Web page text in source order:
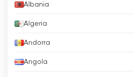
Albania
Algeria
Andorra
Angola